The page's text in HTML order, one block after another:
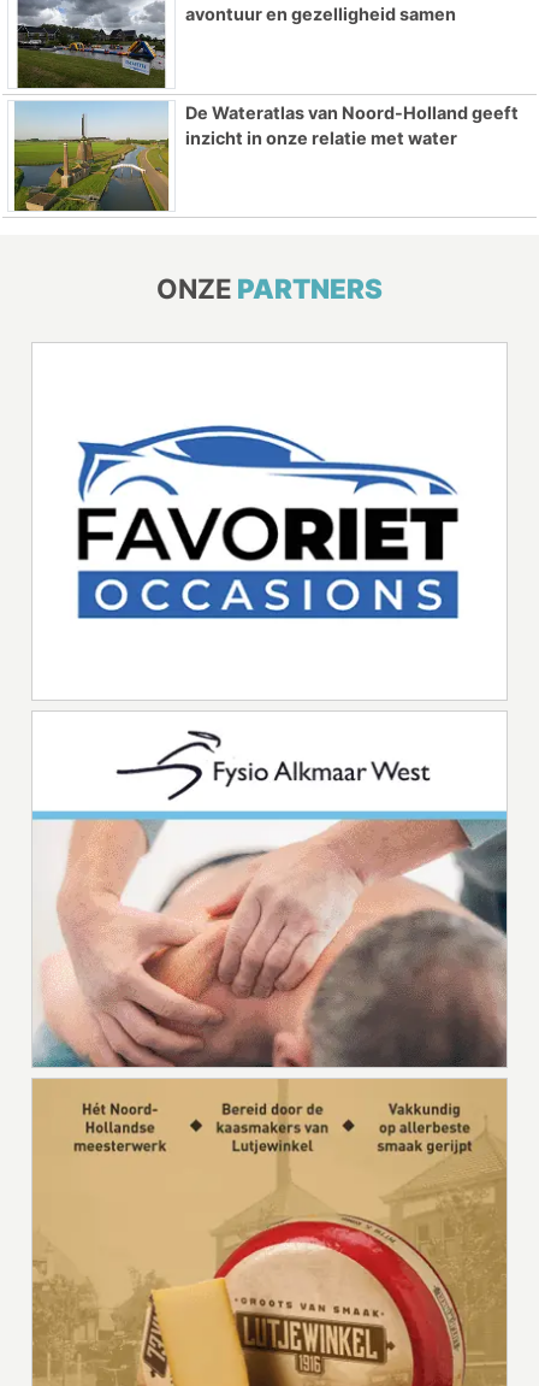
avontuur en gezelligheid samen
De Wateratlas van Noord-Holland geeft
inzicht in onze relatie met water
ONZE PARTNERS